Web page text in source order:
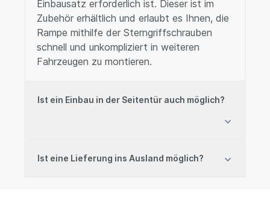
Einbausatz erforderlich ist. Dieser ist im
Zubehör erhältlich und erlaubt es Ihnen, die
Rampe mithilfe der Sterngriffschrauben
schnell und unkompliziert in weiteren
Fahrzeugen zu montieren.
Ist ein Einbau in der Seitentür auch möglich?
Ist eine Lieferung ins Ausland möglich?